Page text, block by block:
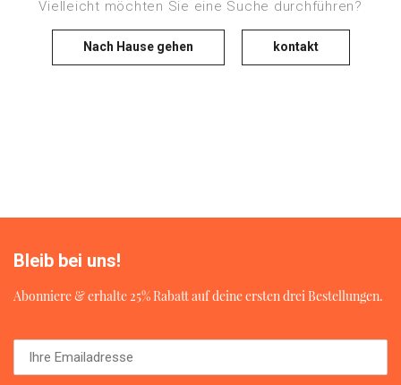
Vielleicht möchten Sie eine Suche durchführen?
Nach Hause gehen kontakt
Bleib bei uns!
Abonniere & erhalte 25% Rabatt auf deine ersten drei Bestellungen.